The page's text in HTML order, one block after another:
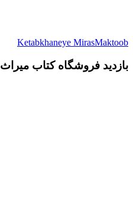
Ketabkhaneye MirasMaktoob
بازدید فروشگاه کتاب میراث